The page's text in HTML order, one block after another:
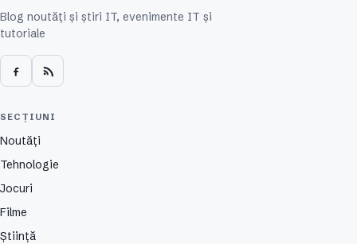
Blog noutăți și știri IT, evenimente IT și
tutoriale
SECȚIUNI
Noutăți
Tehnologie
Jocuri
Filme
Știință